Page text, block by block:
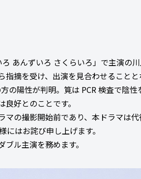
あんずいろ さくらいろ」で主演の
摘を受け、出演を見合わせることと
の陽性が判明。筧は PCR 検査で陰
好とのことです。
の撮影開始前であり、本ドラマは
はお詫び申し上げます。
ル主演を務めます。